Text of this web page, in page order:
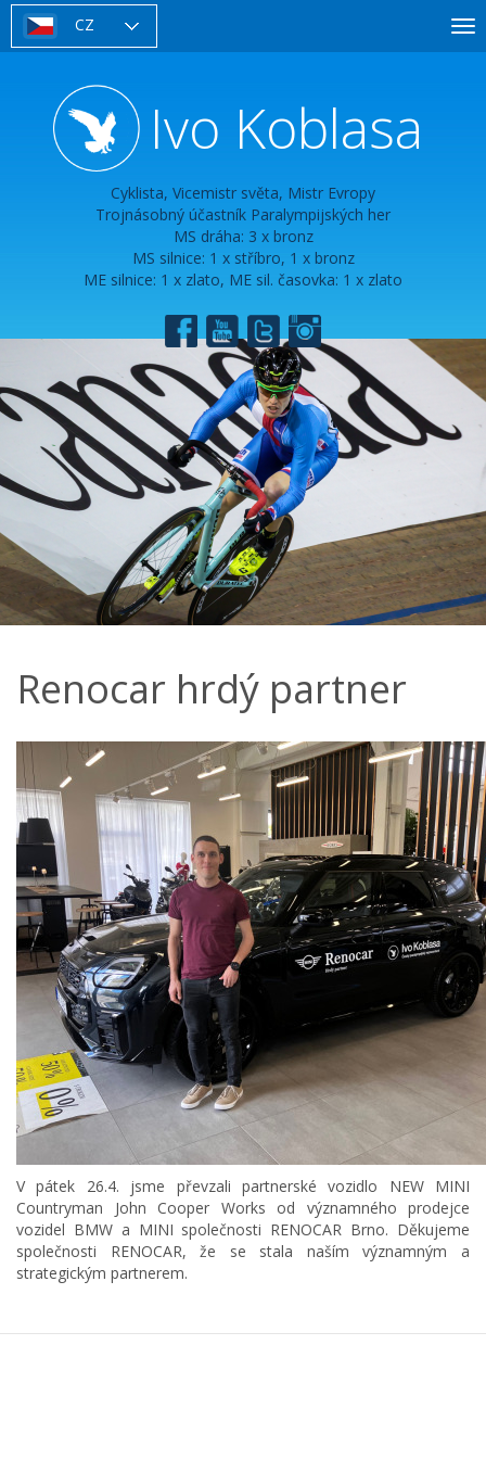
Přejít
hlavnímu
CZ
Ivo Koblasa
Cyklista, Vicemistr světa, Mistr Evropy
Trojnásobný účastník Paralympijských her
MS dráha: 3 x bronz
MS silnice: 1 x stříbro, 1 x bronz
ME silnice: 1 x zlato, ME sil. časovka: 1 x zlato
Renocar hrdý partner
V pátek 26.4. jsme převzali partnerské vozidlo NEW MINI
Countryman John Cooper Works od významného prodejce
vozidel BMW a MINI společnosti RENOCAR Brno. Děkujeme
společnosti RENOCAR, že se stala naším významným a
strategickým partnerem.